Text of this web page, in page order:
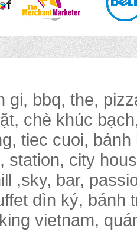
gi, bbq, the,
chè khúc
tiec cuoi,
station, city
,sky, bar,
dìn ký, bánh
vietnam,